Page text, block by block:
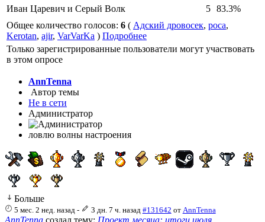
Иван Царевич и Серый Волк
5 83.3%
Общее количество голосов: 6 ( Адский дровосек, poca,
Kerotan, ajir, VarVarKa ) Подробнее
Только зарегистрированные пользователи могут участвовать
в этом опросе
AnnTenna
Автор темы
Не в сети
Администратор
ловлю волны настроения
Больше
5 мес. 2 нед. назад - 3 дн. 7 ч. назад #131642 от AnnTenna
AnnTenna создал тему: Проект месяца: итоги июля